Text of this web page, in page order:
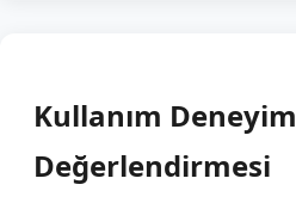
Kullanım
Değerlendirmesi